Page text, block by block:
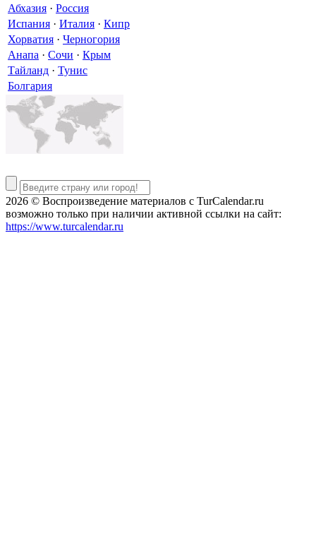
Абхазия · Россия
Испания · Италия · Кипр
Хорватия · Черногория
Анапа · Сочи · Крым
Тайланд · Тунис
Болгария
2026 © Воспроизведение материалов c TurCalendar.ru
возможно только при наличии активной ссылки на сайт:
https://www.turcalendar.ru